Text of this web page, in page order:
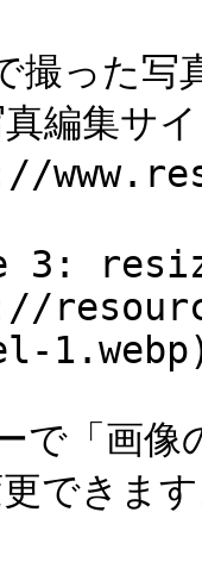
撮った写
真編集
3:
で「画像
できます